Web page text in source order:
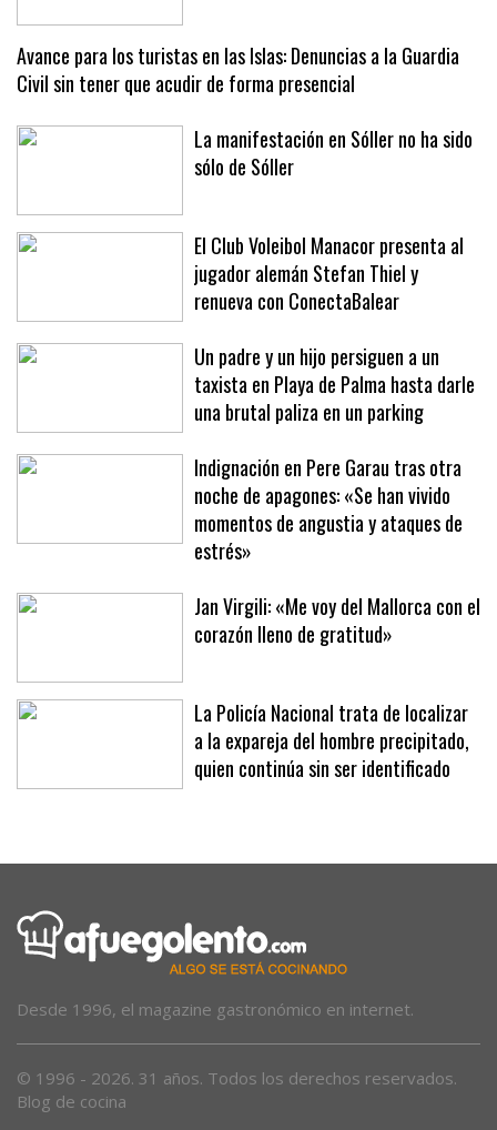
Avance para los turistas en las Islas: Denuncias a la Guardia
Civil sin tener que acudir de forma presencial
La manifestación en Sóller no ha sido
El Club Voleibol Manacor presenta al
jugador alemán Stefan Thiel y
renueva con ConectaBalear
Un padre y un hijo persiguen a un
taxista en Playa de Palma hasta darle
una brutal paliza en un parking
Indignación en Pere Garau tras otra
noche de apagones: «Se han vivido
momentos de angustia y ataques de
estrés»
Jan Virgili: «Me voy del Mallorca con el
La Policía Nacional trata de localizar
a la expareja del hombre precipitado,